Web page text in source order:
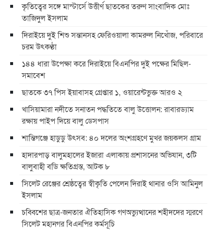
কৃতিত্বের সঙ্গে মাস্টার্সে উত্তীর্ণ ছাতকের তরুণ সাংবাদিক মোঃ
তাজিদুল ইসলাম
দিরাইয়ে দুই শিশু সন্তানসহ ফেরিওয়ালা কামরুল নিখোঁজ, পরিবারে
চরম উৎকণ্ঠা
১৪৪ ধারা উপেক্ষা করে দিরাইয়ে বিএনপির দুই পক্ষের মিছিল-
সমাবেশ
ছাতকে ৩৭ পিস ইয়াবাসহ গ্রেপ্তার ১, ওয়ারেন্টভুক্ত আরও ২
খাসিয়ামারা নদীতে সনাতন পদ্ধতিতে বালু উত্তোলন: রাবারড্যাম
রক্ষায় পাইপ দিয়ে বালু ডেসপাস
শান্তিগঞ্জে হাডুডু উৎসব: ৪০ দলের অংশগ্রহণে মুখর জয়কলস গ্রাম
হাদারপাড় বালুমহালের ইজারা এলাকায় প্রশাসনের অভিযান, ৩টি
বালুবাহী বডি ক্ষতিগ্রস্ত, আটক ৮
সিলেট রেঞ্জের শ্রেষ্ঠত্বের স্বীকৃতি পেলেন দিরাই থানার ওসি আমিনুল
ইসলাম
চব্বিশের ছাত্র-জনতার ঐতিহাসিক গণঅভ্যুত্থানের শহীদদের স্মরণে
সিলেট মহানগর বিএনপির কর্মসূচি